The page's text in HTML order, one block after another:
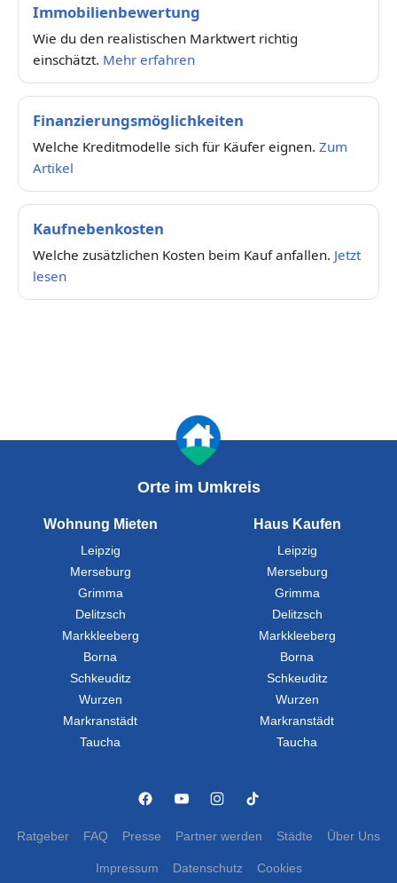
Immobilienbewertung
Wie du den realistischen Marktwert richtig
einschätzt. Mehr erfahren
Finanzierungsmöglichkeiten
Welche Kreditmodelle sich für Käufer eignen. Zum
Artikel
Kaufnebenkosten
Welche zusätzlichen Kosten beim Kauf anfallen. Jetzt
lesen
Orte im Umkreis
Wohnung Mieten
Leipzig
Merseburg
Grimma
Delitzsch
Markkleeberg
Borna
Schkeuditz
Wurzen
Markranstädt
Taucha
Haus Kaufen
Leipzig
Merseburg
Grimma
Delitzsch
Markkleeberg
Borna
Schkeuditz
Wurzen
Markranstädt
Taucha
Ratgeber FAQ Presse Partner werden Städte Über Uns
Impressum Datenschutz Cookies